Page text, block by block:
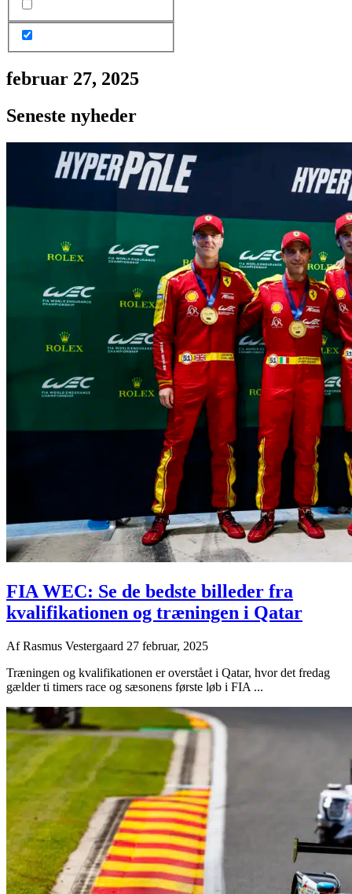
februar 27, 2025
Seneste nyheder
FIA WEC: Se de bedste billeder fra
kvalifikationen og træningen i Qatar
AfRasmus Vestergaard 27 februar, 2025
Træningen og kvalifikationen er overstået i Qatar, hvor det fredag
gælder ti timers race og sæsonens første løb i FIA ...